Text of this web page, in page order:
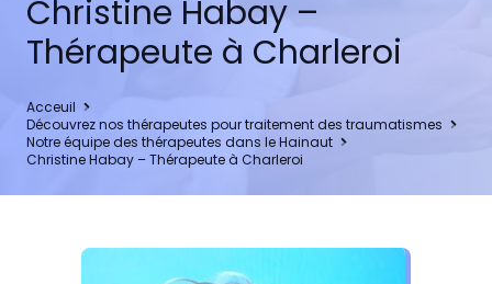
Christine Habay –
Thérapeute à Charleroi
Acceuil
Découvrez nos thérapeutes pour traitement des traumatismes
Notre équipe des thérapeutes dans le Hainaut
Christine Habay – Thérapeute à Charleroi